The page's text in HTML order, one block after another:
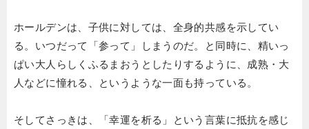
ホールデンは、子供に対しては、全身的共感を示してい
る。いつだって「参って」しまうのだ。と同時に、精いっ
ぱい大人らしくふるまおうとしたりするように、成熟・大
人などに憧れる、というような一面も持っている。
そしてさっきは、「幸運を析る」という言葉に抵抗を感じ